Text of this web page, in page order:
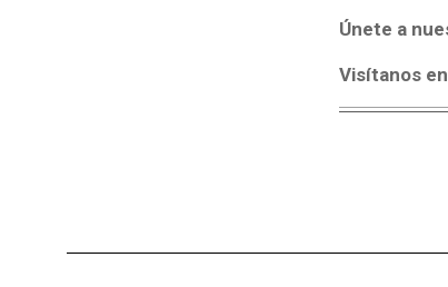
Únete a
Visítanos